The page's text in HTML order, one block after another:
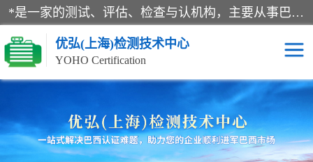
*是一家的测试、评估、检查与认机构，主要从事巴西NR10认证、NR12认证、NR13认证；ANATEL认证、INMTRO认证，欧盟CE认证：MD认证，PED认证，MID认证，ATEX认证，德国蓝色天使认证。
优弘(上海)检测技术中心
YOHO Certification
RECYCLASS认证 NR10认证
NR12认证 NR13认证